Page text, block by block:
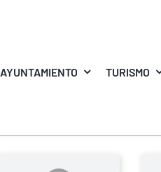
AYUNTAMIENTO TURISMO